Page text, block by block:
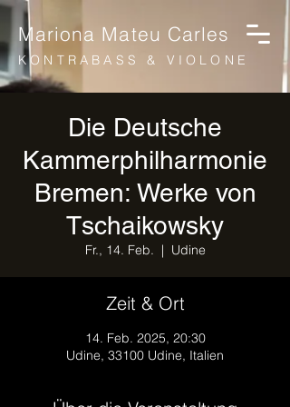
Mariona Mateu Carles
KONTRABASS & VIOLONE
Die Deutsche
Kammerphilharmonie
Bremen: Werke von
Tschaikowsky
Fr., 14. Feb.
  |
Udine
Zeit & Ort
14. Feb. 2025, 20:30
Udine, 33100 Udine, Italien